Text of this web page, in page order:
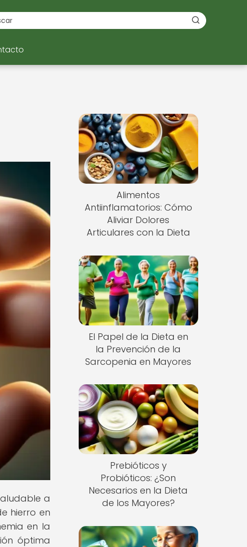
a
hierro en
en la
óptima
Alimentos
Antiinflamatorios: Cómo
Aliviar Dolores
Articulares con la Dieta
El Papel de la Dieta en
la Prevención de la
Sarcopenia en Mayores
Prebióticos y
Probióticos: ¿Son
Necesarios en la Dieta
de los Mayores?